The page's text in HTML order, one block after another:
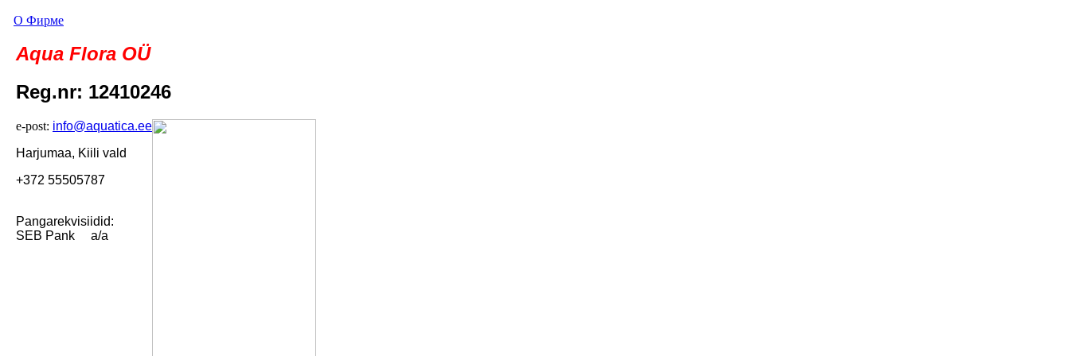
О Фирме
Aqua Flora OÜ
Reg.nr: 12410246
e-post: info@aquatica.ee
Harjumaa, Kiili vald
+372 55505787
Pangarekvisiidid:
SEB Pank a/a